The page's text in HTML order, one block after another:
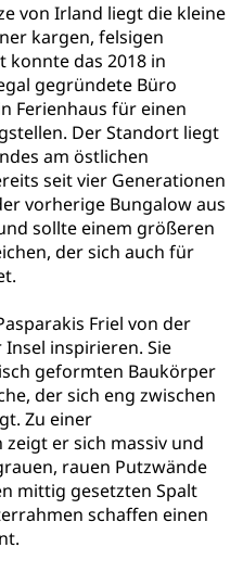
von Irland liegt die kleine
kargen, felsigen
konnte das 2018 in
gegründete Büro
Ferienhaus für einen
Der Standort liegt
am östlichen
seit vier Generationen
vorherige Bungalow aus
sollte einem größeren
der sich auch für
Friel von der
inspirieren. Sie
geformten Baukörper
der sich eng zwischen
Zu einer
er sich massiv und
rauen Putzwände
mittig gesetzten Spalt
schaffen einen